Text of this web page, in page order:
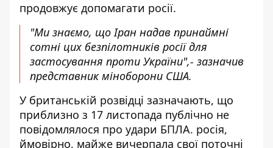
продовжує допомагати росії.
"Ми знаємо, що Іран надав принаймні
сотні цих безпілотників росії для
застосування проти України",- зазначив
представник міноборони США.
У британській розвідці зазначають, що
приблизно з 17 листопада публічно не
повідомлялося про удари БПЛА. росія,
ймовірно, майже вичерпала свої поточні